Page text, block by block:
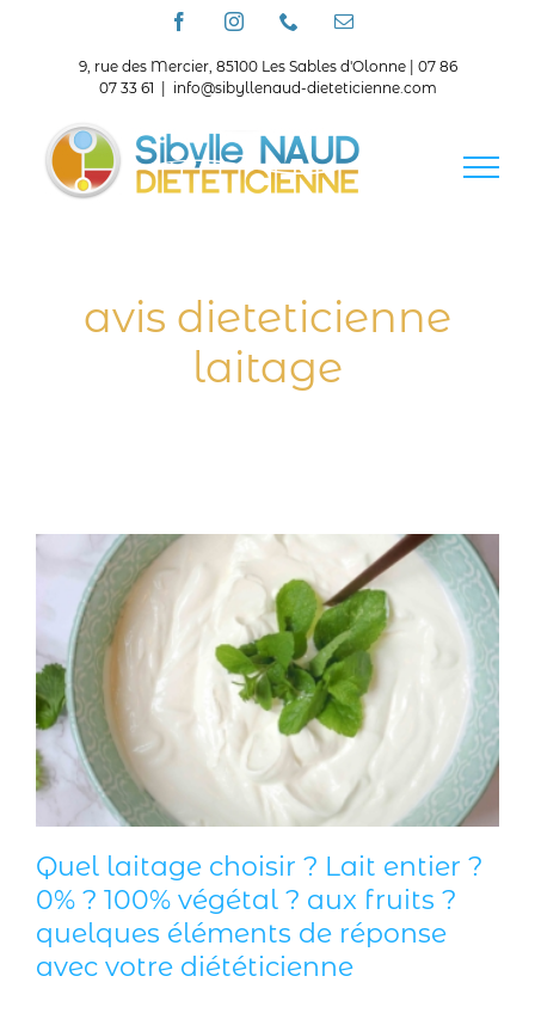
FacebookInstagramTéléphoneEmail
9, rue des Mercier, 85100 Les Sables d'Olonne | 07 86
07 33 61
info@sibyllenaud-dieteticienne.com
avis dieteticienne
laitage
Quel laitage choisir ? Lait entier ?
0% ? 100% végétal ? aux fruits ?
quelques éléments de réponse
avec votre diététicienne